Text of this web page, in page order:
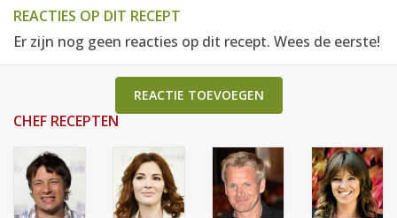
REACTIES OP DIT RECEPT
Er zijn nog geen reacties op dit recept. Wees de eerste!
REACTIE TOEVOEGEN
CHEF RECEPTEN